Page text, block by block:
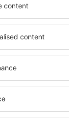
şi
de
break.
lucru
de
că
ȋn
Le
se
Le